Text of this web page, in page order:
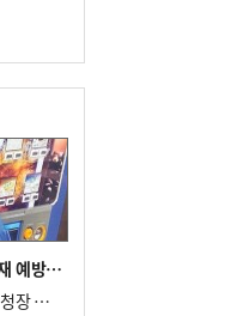
…면
악조
노동자 살인 폭염과 사투…회사는 산재 예방·전기료 절감 전력
강서구 기간제노동자 사망, 전임 부구청장 檢 송치